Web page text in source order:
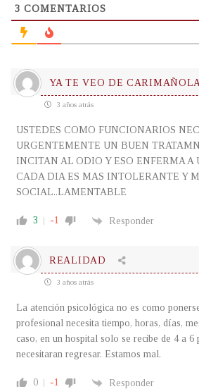
3 COMENTARIOS
YA TE VEO DE CARIMAÑOLA
3 años atrás
USTEDES COMO FUNCIONARIOS
URGENTEMENTE UN BUEN
INCITAN AL ODIO Y ESO ENFERMA A
CADA DIA ES MAS INTOLERANTE Y
SOCIAL..LAMENTABLE
3 -1 Responder
REALIDAD
3 años atrás
La atención psicológica no es como
profesional necesita tiempo, horas, días,
caso, en un hospital solo se recibe de 4 a 6
necesitaran regresar. Estamos mal.
0 -1 Responder